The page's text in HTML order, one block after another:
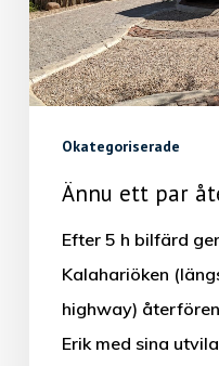
Okategoriserade
Ännu ett par
Efter 5 h bilfärd
Kalahariöken
highway)
Erik med sina